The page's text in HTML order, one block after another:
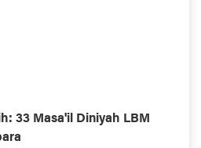
33 Masa'il Diniyah LBM